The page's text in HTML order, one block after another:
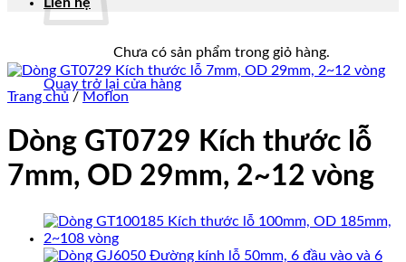
Chưa có sản phẩm trong giỏ hàng.
Quay trở lại cửa hàng
Trang chủ / Moflon
Dòng GT0729 Kích thước lỗ
7mm, OD 29mm, 2~12 vòng